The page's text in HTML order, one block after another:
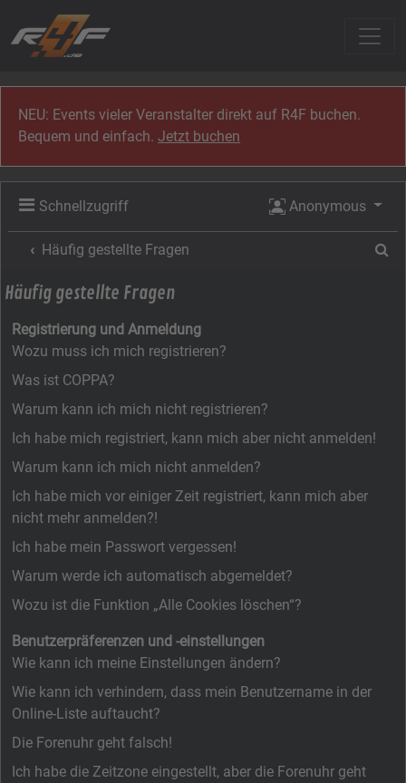
NEU: Events vieler Veranstalter direkt auf R4F buchen.
Bequem und einfach.Jetzt buchen
Schnellzugriff Anonymous
Häufig gestellte Fragen
Häufig gestellte Fragen
Registrierung und Anmeldung
Wozu muss ich mich registrieren?
Was ist COPPA?
Warum kann ich mich nicht registrieren?
Ich habe mich registriert, kann mich aber nicht anmelden!
Warum kann ich mich nicht anmelden?
Ich habe mich vor einiger Zeit registriert, kann mich aber
nicht mehr anmelden?!
Ich habe mein Passwort vergessen!
Warum werde ich automatisch abgemeldet?
Wozu ist die Funktion „Alle Cookies löschen“?
Benutzerpräferenzen und -einstellungen
Wie kann ich meine Einstellungen ändern?
Wie kann ich verhindern, dass mein Benutzername in der
Online-Liste auftaucht?
Die Forenuhr geht falsch!
Ich habe die Zeitzone eingestellt, aber die Forenuhr geht